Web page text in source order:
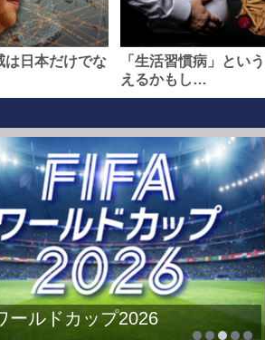
は日本だけでな
「生活習慣病」とい
えるかもし…
導で平和の再構築を